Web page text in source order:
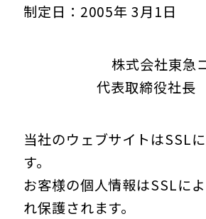
制定日：2005年 3月1日
株式会社東急
代表取締役社
当社のウェブサイトはSSL
す。
お客様の個人情報はSSLに
れ保護されます。